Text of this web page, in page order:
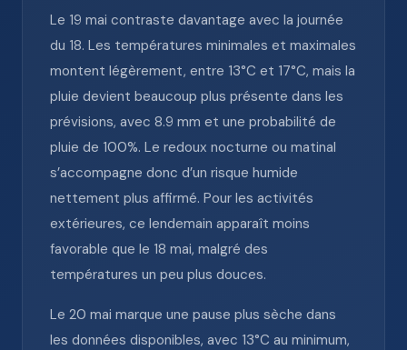
Le 19 mai contraste davantage avec la journée
du 18. Les températures minimales et maximales
montent légèrement, entre 13°C et 17°C, mais la
pluie devient beaucoup plus présente dans les
prévisions, avec 8.9 mm et une probabilité de
pluie de 100%. Le redoux nocturne ou matinal
s’accompagne donc d’un risque humide
nettement plus affirmé. Pour les activités
extérieures, ce lendemain apparaît moins
favorable que le 18 mai, malgré des
températures un peu plus douces.
Le 20 mai marque une pause plus sèche dans
les données disponibles, avec 13°C au minimum,